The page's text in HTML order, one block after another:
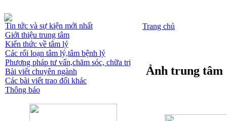
Tin tức và sự kiện mới nhất
Giới thiệu trung tâm
Kiến thức về tâm lý
Các rối loạn tâm lý,tâm bệnh lý
Phương pháp tư vấn,chăm sóc, chữa trị
Bài viết chuyên ngành
Các bài viết trao đổi khác
Thông báo
Trang chủ
Ảnh trung tâm